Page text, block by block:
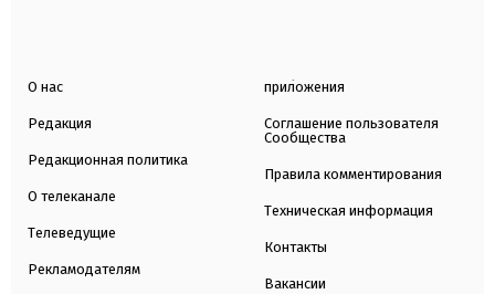
О нас
Редакция
Редакционная политика
О телеканале
Телеведущие
Рекламодателям
приложения
Соглашение пользователя
Сообщества
Правила комментирования
Техническая информация
Контакты
Вакансии